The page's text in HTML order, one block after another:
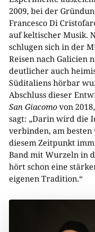
2009, bei der
Francesco Di
auf keltischer Musik.
schlugen sich in der
Reisen nach Galicien
deutlicher auch
Süditaliens hörbar
Abschluss dieser
San Giacomovon
sagt: „Darin wird die
verbinden, am
diesem Zeitpunkt
Band mit Wurzeln in
hört schon eine
eigenen Tradition.“